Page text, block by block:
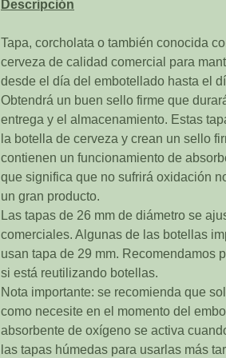
Descripción
Tapa, corcholata o también conocida
cerveza de calidad comercial para
desde el día del embotellado hasta el
Obtendrá un buen sello firme que
entrega y el almacenamiento. Estas
la botella de cerveza y crean un sello
contienen un funcionamiento de
que significa que no sufrirá oxidación
un gran producto.
Las tapas de 26 mm de diámetro se
comerciales. Algunas de las botellas
usan tapa de 29 mm. Recomendamos
si está reutilizando botellas.
Nota importante: se recomienda que
como necesite en el momento del
absorbente de oxígeno se activa
las tapas húmedas para usarlas más